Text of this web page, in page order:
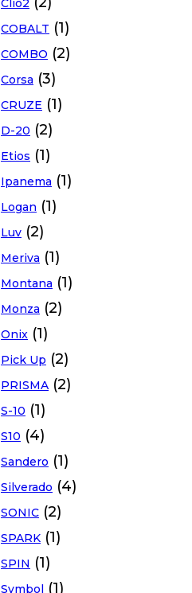
COBALT (1)
COMBO (2)
Corsa (3)
CRUZE (1)
D-20 (2)
Etios (1)
Ipanema (1)
Logan (1)
Luv (2)
Meriva (1)
Montana (1)
Monza (2)
Onix (1)
Pick Up (2)
PRISMA (2)
S-10 (1)
S10 (4)
Sandero (1)
Silverado (4)
SONIC (2)
SPARK (1)
SPIN (1)
Symbol (1)